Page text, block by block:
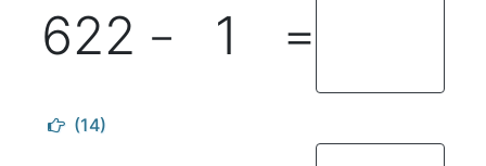
622 － 1 ＝
(14)